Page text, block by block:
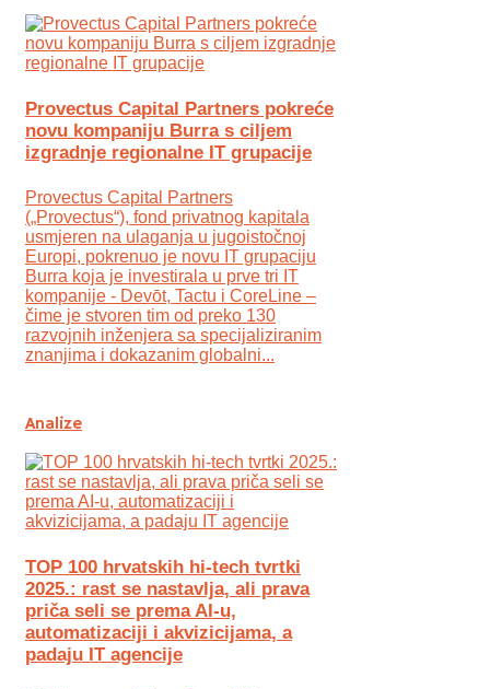
Provectus Capital Partners pokreće
novu kompaniju Burra s ciljem
izgradnje regionalne IT grupacije
Provectus Capital Partners
(„Provectus“), fond privatnog kapitala
usmjeren na ulaganja u jugoistočnoj
Europi, pokrenuo je novu IT grupaciju
Burra koja je investirala u prve tri IT
kompanije - Devōt, Tactu i CoreLine –
čime je stvoren tim od preko 130
razvojnih inženjera sa specijaliziranim
znanjima i dokazanim globalni...
Analize
TOP 100 hrvatskih hi-tech tvrtki
2025.: rast se nastavlja, ali prava
priča seli se prema AI-u,
automatizaciji i akvizicijama, a
padaju IT agencije